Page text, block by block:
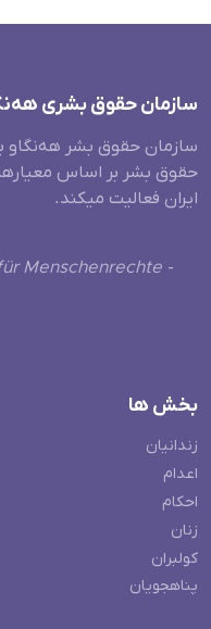
سازمان حقوق بشری
سازمان حقوق بشر هه‌نگاو
حقوق بشر بر اساس
ایران فعالیت میکند.
Menschenrechte -
بخش ها
زندانیان
اعدام
احکام
زنان
کولبران
پناهجویان